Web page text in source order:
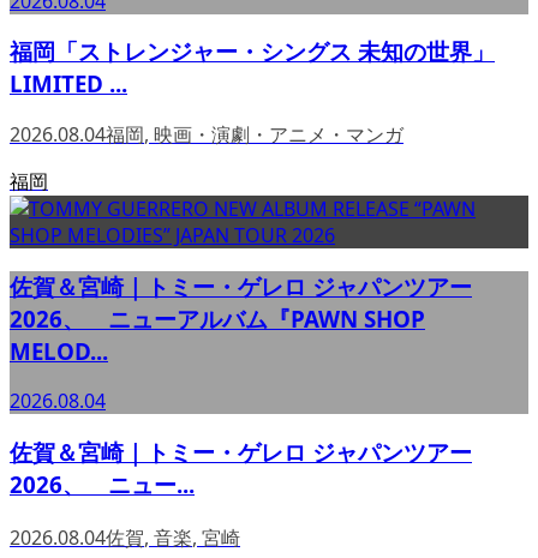
福岡「ストレンジャー・シングス 未知の世界」
LIMITED ...
2026.08.04福岡, 映画・演劇・アニメ・マンガ
福岡
佐賀＆宮崎｜トミー・ゲレロ ジャパンツアー
2026、 ニューアルバム『PAWN SHOP
MELOD...
2026.08.04
佐賀＆宮崎｜トミー・ゲレロ ジャパンツアー
2026、 ニュー...
2026.08.04佐賀, 音楽, 宮崎